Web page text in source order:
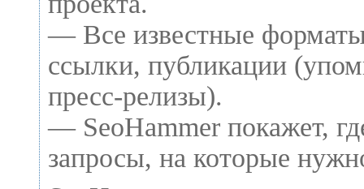
— Все известные
ссылки, публикации
пресс-релизы).
— SeoHammer покажет,
запросы, на которые